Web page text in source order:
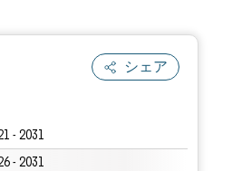
シェア
- 2031
- 2031